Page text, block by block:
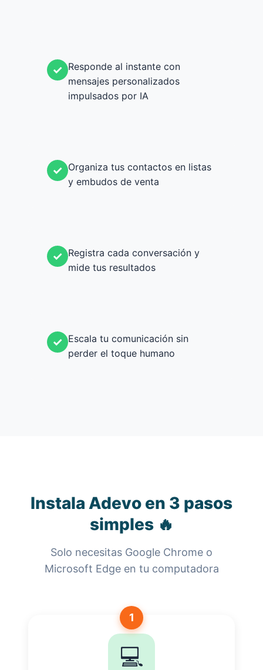
✓ Responde al instante con
mensajes personalizados
impulsados por IA
✓ Organiza tus contactos en listas
y embudos de venta
✓ Registra cada conversación y
mide tus resultados
✓ Escala tu comunicación sin
perder el toque humano
Instala Adevo en 3 pasos
simples 🔥
Solo necesitas Google Chrome o
Microsoft Edge en tu computadora
💻
1